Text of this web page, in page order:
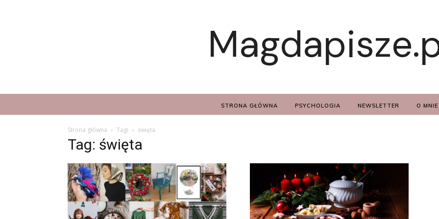
STRONA GŁÓWNA PSYCHOLOGIA NEWSLETTER O MNIE
Strona główna Tagi święta
Tag: święta